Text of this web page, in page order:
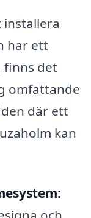
har ett
finns det
omfattande
där ett
kan